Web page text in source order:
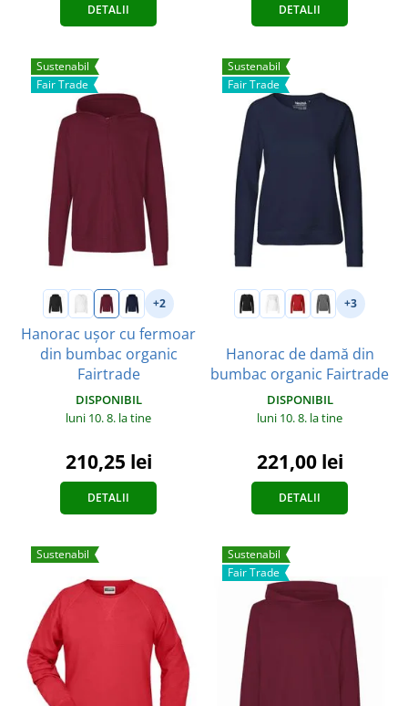
DETALII DETALII
Sustenabil
Fair Trade
+2
Hanorac ușor cu fermoar
din bumbac organic
Fairtrade
DISPONIBIL
luni 10. 8. la tine
210,25 lei
DETALII
Sustenabil
Fair Trade
+3
Hanorac de damă din
bumbac organic Fairtrade
DISPONIBIL
luni 10. 8. la tine
221,00 lei
DETALII
Sustenabil
Sustenabil
Fair Trade